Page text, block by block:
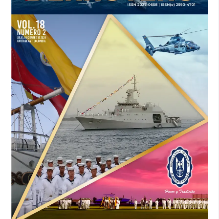
de C. EJC, E. N. (2017). Mfre 4-0. Accedido el 19 de
septiembre de 2024, de www.cedoe.mil.co.
de N., & Rojas, P. J. G. (2018). Mce 4-95.
de P-D. DNP, D. N. (2008). Conpes 3527. Accedido el 19 de
septiembre de 2024, de
https://repository.agrosavia.co/handle/20.500.12324/33512.
de P. DNP, D. N. (2020). Conpes 3982. Accedido el 19 de
septiembre de 2024, de
https://colaboracion.dnp.gov.co/CDT/Conpes/Económicos/
Dowlatshahi, S. (2000). Developing a theory of reverse
logistics. Interfaces (Providence), 30(3), 143–155. Accedido